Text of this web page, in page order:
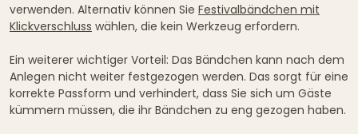
verwenden. Alternativ können Sie Festivalbändchen mit
Klickverschluss wählen, die kein Werkzeug erfordern.
Ein weiterer wichtiger Vorteil: Das Bändchen kann nach dem
Anlegen nicht weiter festgezogen werden. Das sorgt für eine
korrekte Passform und verhindert, dass Sie sich um Gäste
kümmern müssen, die ihr Bändchen zu eng gezogen haben.